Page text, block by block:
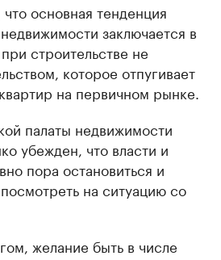
основная тенденция
заключается в
строительстве не
которое отпугивает
на первичном рынке.
палаты недвижимости
убежден, что власти и
пора остановиться и
на ситуацию со
желание быть в числе